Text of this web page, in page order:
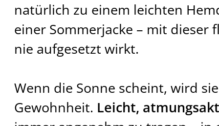
natürlich zu einem leichten
einer Sommerjacke – mit dieser
nie aufgesetzt wirkt.
Wenn die Sonne scheint, wird
Gewohnheit. Leicht,